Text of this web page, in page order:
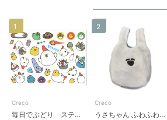
Creco
毎日でぶどり ステッカーA（青ロゴ）
1
Creco
うさちゃん ふわふわバッグ
2